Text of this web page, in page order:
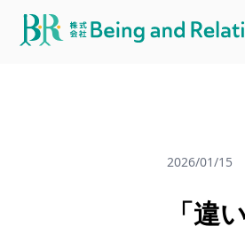
2026/01/15
「違